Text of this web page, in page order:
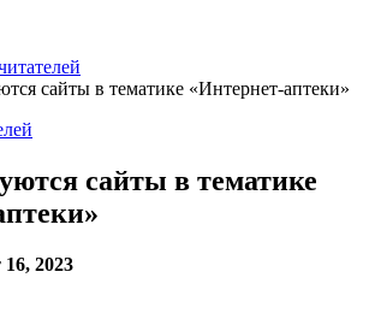
сайты в тематике «Интернет-аптеки»
сайты в тематике
2023